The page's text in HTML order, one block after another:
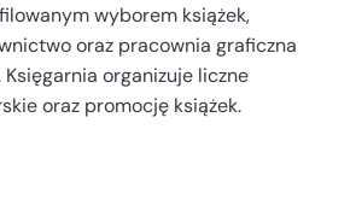
wyborem książek,
oraz pracownia graficzna
Księgarnia organizuje liczne
oraz promocję książek.